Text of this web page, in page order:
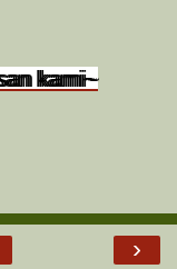
kami~
›